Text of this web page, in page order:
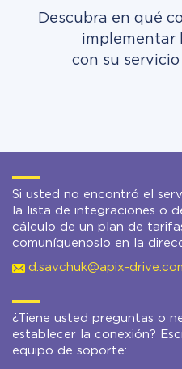
Descubra en qué
implementar
con su servicio
Si usted no encontró el
la lista de integraciones o
cálculo de un plan de
comuníquenoslo en la
d.savchuk@apix-
¿Tiene usted preguntas o
establecer la conexión?
equipo de soporte: